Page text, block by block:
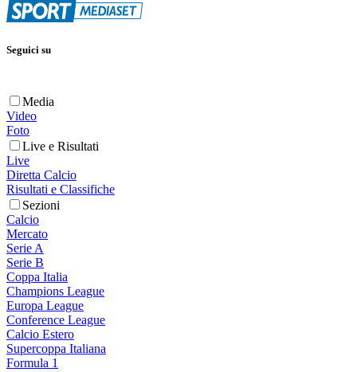
Seguici su
Media
Video
Foto
Live e Risultati
Live
Diretta Calcio
Risultati e Classifiche
Sezioni
Calcio
Mercato
Serie A
Serie B
Coppa Italia
Champions League
Europa League
Conference League
Calcio Estero
Supercoppa Italiana
Formula 1